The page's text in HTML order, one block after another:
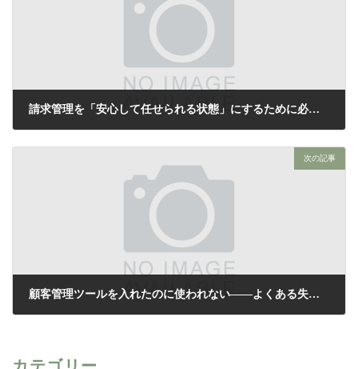
請求管理を「安心して任せられる状態」にするために必要なこと
次の記事
顧客管理ツールを入れたのに使われない——よくある失敗と改善のポイント